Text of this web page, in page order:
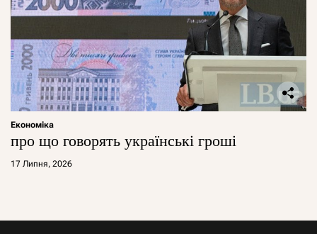
Економіка
про що говорять українські гроші
17 Липня, 2026